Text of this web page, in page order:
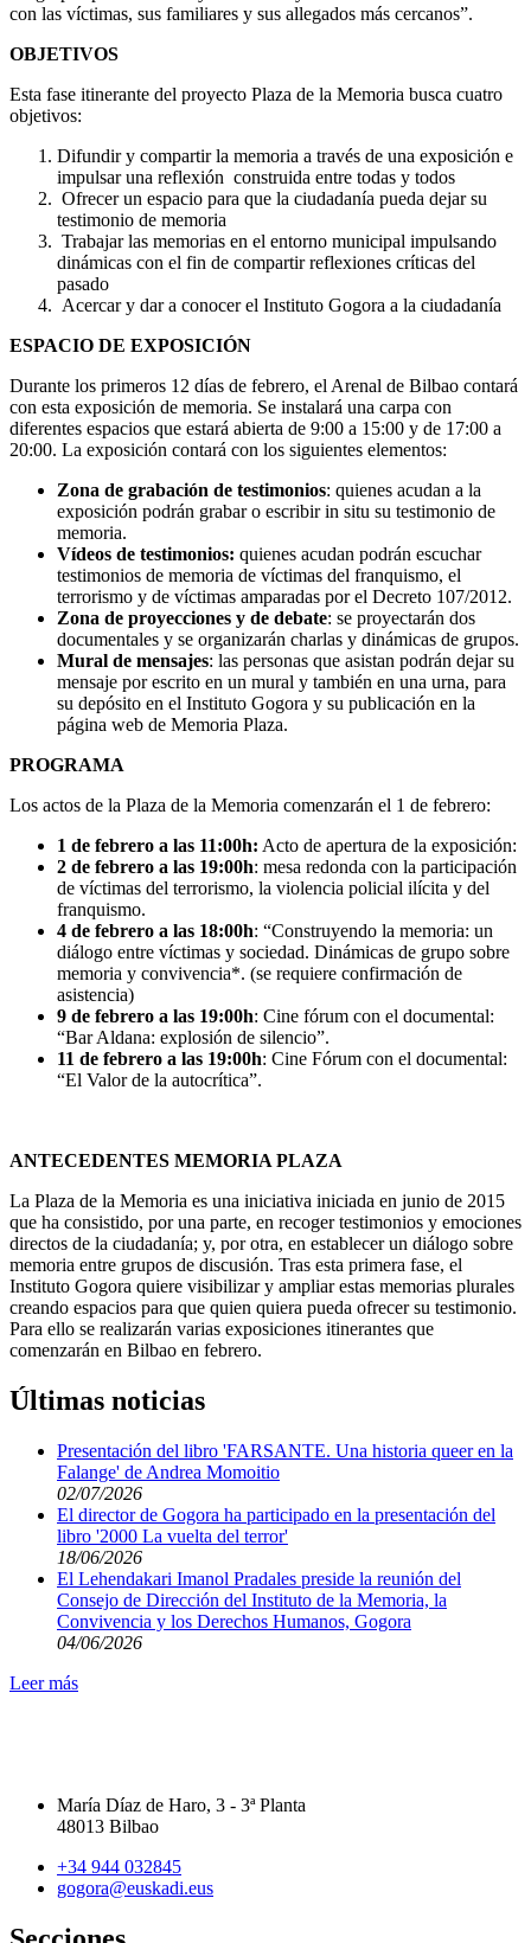
con las víctimas, sus familiares y sus allegados más cercanos”.
OBJETIVOS
Esta fase itinerante del proyecto Plaza de la Memoria busca cuatro
objetivos:
Difundir y compartir la memoria a través de una exposición e
impulsar una reflexión construida entre todas y todos
Ofrecer un espacio para que la ciudadanía pueda dejar su
testimonio de memoria
Trabajar las memorias en el entorno municipal impulsando
dinámicas con el fin de compartir reflexiones críticas del
pasado
Acercar y dar a conocer el Instituto Gogora a la ciudadanía
ESPACIO DE EXPOSICIÓN
Durante los primeros 12 días de febrero, el Arenal de Bilbao contará
con esta exposición de memoria. Se instalará una carpa con
diferentes espacios que estará abierta de 9:00 a 15:00 y de 17:00 a
20:00. La exposición contará con los siguientes elementos:
Zona de grabación de testimonios: quienes acudan a la
exposición podrán grabar o escribir in situ su testimonio de
memoria.
Vídeos de testimonios: quienes acudan podrán escuchar
testimonios de memoria de víctimas del franquismo, el
terrorismo y de víctimas amparadas por el Decreto 107/2012.
Zona de proyecciones y de debate: se proyectarán dos
documentales y se organizarán charlas y dinámicas de grupos.
Mural de mensajes: las personas que asistan podrán dejar su
mensaje por escrito en un mural y también en una urna, para
su depósito en el Instituto Gogora y su publicación en la
página web de Memoria Plaza.
PROGRAMA
Los actos de la Plaza de la Memoria comenzarán el 1 de febrero:
1 de febrero a las 11:00h: Acto de apertura de la exposición:
2 de febrero a las 19:00h: mesa redonda con la participación
de víctimas del terrorismo, la violencia policial ilícita y del
franquismo.
4 de febrero a las 18:00h: “Construyendo la memoria: un
diálogo entre víctimas y sociedad. Dinámicas de grupo sobre
memoria y convivencia*. (se requiere confirmación de
asistencia)
9 de febrero a las 19:00h: Cine fórum con el documental:
“Bar Aldana: explosión de silencio”.
11 de febrero a las 19:00h: Cine Fórum con el documental:
“El Valor de la autocrítica”.
ANTECEDENTES MEMORIA PLAZA
La Plaza de la Memoria es una iniciativa iniciada en junio de 2015
que ha consistido, por una parte, en recoger testimonios y emociones
directos de la ciudadanía; y, por otra, en establecer un diálogo sobre
memoria entre grupos de discusión. Tras esta primera fase, el
Instituto Gogora quiere visibilizar y ampliar estas memorias plurales
creando espacios para que quien quiera pueda ofrecer su testimonio.
Para ello se realizarán varias exposiciones itinerantes que
comenzarán en Bilbao en febrero.
Últimas noticias
Presentación del libro 'FARSANTE. Una historia queer en la
Falange' de Andrea Momoitio
02/07/2026
El director de Gogora ha participado en la presentación del
libro '2000 La vuelta del terror'
18/06/2026
El Lehendakari Imanol Pradales preside la reunión del
Consejo de Dirección del Instituto de la Memoria, la
Convivencia y los Derechos Humanos, Gogora
04/06/2026
Leer más
María Díaz de Haro, 3 - 3ª Planta
48013 Bilbao
+34 944 032845
gogora@euskadi.eus